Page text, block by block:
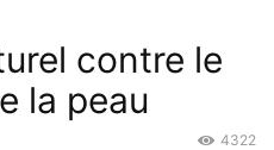
contre le
la peau
4322